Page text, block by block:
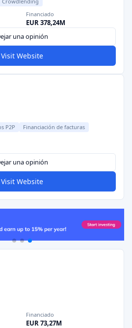
Financiado
EUR 378,24M
una opinión
Visit Website
P2P
Financiación de facturas
una opinión
Visit Website
Financiado
EUR 73,27M